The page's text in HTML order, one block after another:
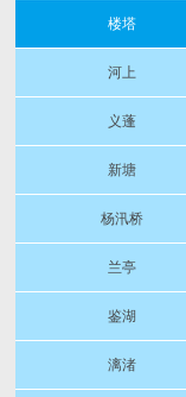
楼塔
河上
义蓬
新塘
杨汛桥
兰亭
鉴湖
漓渚